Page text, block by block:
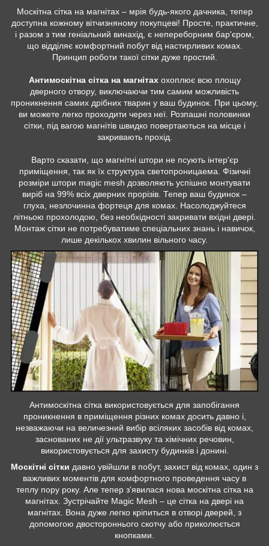
Москітна сітка на магнітах – мрія будь-якого дачника, тепер
доступна кожному вітчизняному покупцеві! Просте, практичне,
і разом з тим геніальний винахід, є непереборним бар'єром,
що відділяє комфортний побут від настирливих комах.
Принцип роботи такої сітки дуже простий.
Антимоскітна сітка на магнітах охоплює всю площу
дверного отвору, виключаючи тим самим можливість
проникнення самих дрібних тварин у ваш будинок. При цьому,
ви можете легко проходити через неї. Розпашні половинки
сітки, під вагою магнітів швидко повертаються на місце і
закривають прохід.
Варто сказати, що магнітні штори не псують інтер'єр
приміщення, так як їх структура светопроницаема. Фізичні
розміри штори magic mesh дозволяють успішно монтувати
виріб на 99% всіх дверних прорізів. Тепер ваш будинок –
глуха, незлочинна фортеця для комах. Насолоджуйтеся
літньою прохолодою, без необхідності закривати вхідні двері.
Монтаж сітки не потребуватиме спеціальних знань і навичок,
лише декількох хвилин вільного часу.
Антимоскітна сітка використовується для запобігання
проникнення в приміщення різних комах досить давно і,
незважаючи на величезний вибір всіляких засобів від комах,
заснованих не дії ультразвуку та хімічних речовин,
використовується для захисту будинків і донині.
Москітні сітки давно увійшли в побут, захист від комах, один з
важливих моментів для комфортного проведення часу в
теплу пору року. Але тепер з'явилася нова москітна сітка на
магнітах. Зустрічайте Magic Mesh – це сітка на двері на
магнітах. Вона дуже легко кріпиться в отворі дверей, з
допомогою двостороннього скотчу або приколюється
кнопками.